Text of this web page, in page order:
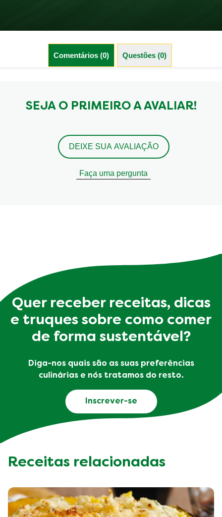
Comentários (0) Questões (0)
SEJA O PRIMEIRO A AVALIAR!
DEIXE SUA AVALIAÇÃO
Faça uma pergunta
Quer receber receitas, dicas
e truques sobre como comer
de forma sustentável?
Diga-nos quais são as suas preferências
culinárias e nós tratamos do resto.
Inscrever-se
Receitas relacionadas